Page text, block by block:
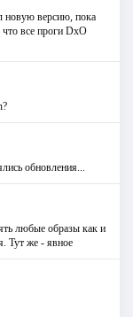
новую версию, пока
все проги DxO
обновления...
любые образы как и
Тут же - явное